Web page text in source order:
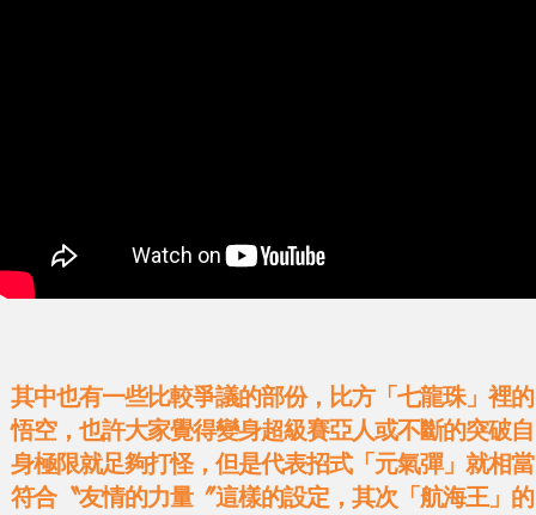
其中也有一些比較爭議的部份，比方「七龍珠」裡的
悟空，也許大家覺得變身超級賽亞人或不斷的突破自
身極限就足夠打怪，但是代表招式「元氣彈」就相當
符合〝友情的力量〞這樣的設定，其次「航海王」的